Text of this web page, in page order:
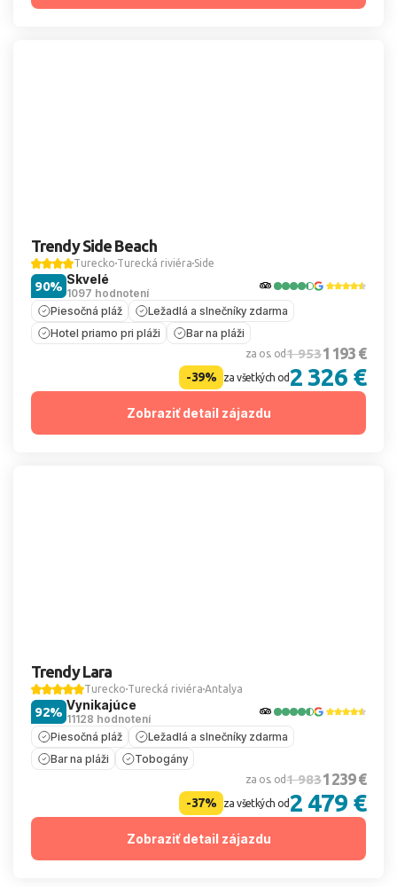
Trendy Side Beach
Turecko Turecká riviéra Side
Skvelé
1097 hodnotení
90%
Piesočná pláž
Ležadlá a slnečníky zdarma
Hotel priamo pri pláži
Bar na pláži
za os. od1 9531 193 €
-39% za všetkých od2 326 €
Zobraziť detail zájazdu
Trendy Lara
Turecko Turecká riviéra Antalya
Vynikajúce
11128 hodnotení
92%
Piesočná pláž
Ležadlá a slnečníky zdarma
Bar na pláži
Tobogány
za os. od1 9831 239 €
-37% za všetkých od2 479 €
Zobraziť detail zájazdu